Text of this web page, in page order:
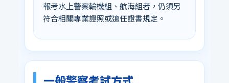
報考水上警察輪機組、航海組者，仍須另
符合相關專業證照或適任證書規定。